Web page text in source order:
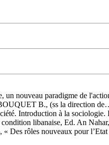
nouveau paradigme de
B., (ss la direction
Introduction à la sociologie.
libanaise, Ed. An
rôles nouveaux pour l’Etat